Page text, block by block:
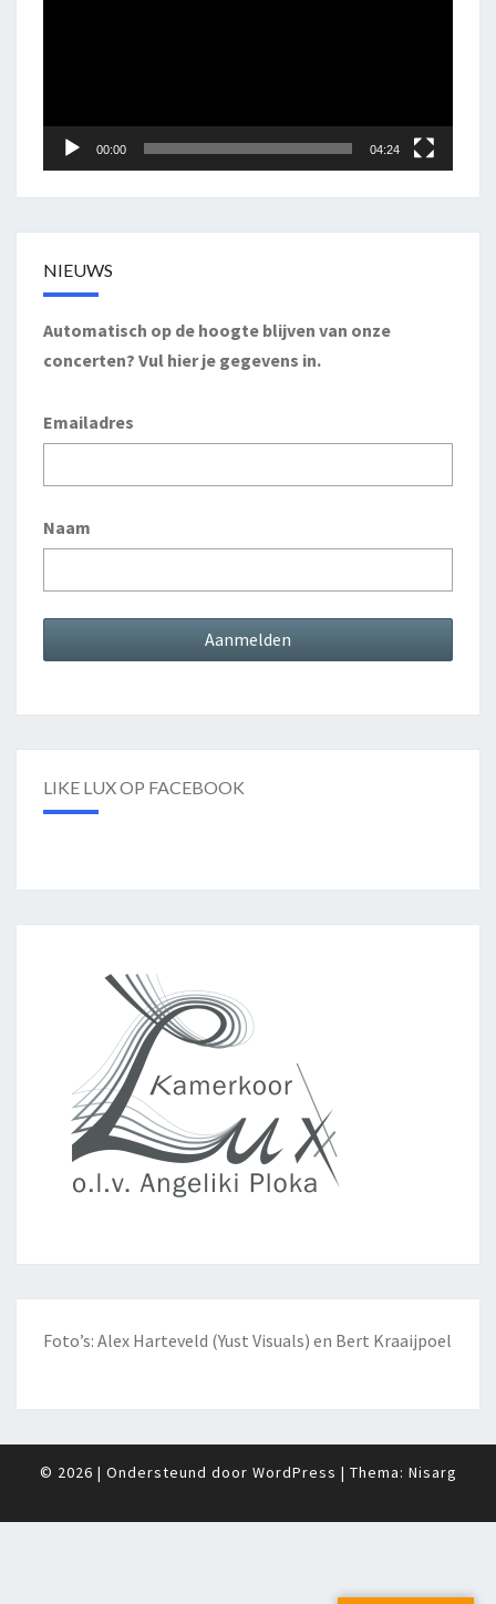
00:00 04:24
NIEUWS
Automatisch op de hoogte blijven van onze
concerten? Vul hier je gegevens in.
Emailadres
Naam
LIKE LUX OP FACEBOOK
Foto’s: Alex Harteveld (Yust Visuals) en Bert Kraaijpoel
© 2026 | Ondersteund door WordPress | Thema: Nisarg